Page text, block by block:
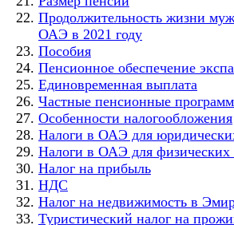
Продолжительность жизни
ОАЭ в 2021 году
Пособия
Пенсионное обеспечение
Единовременная выплата
Частные пенсионные
Особенности налогообложения
Налоги в ОАЭ для
Налоги в ОАЭ для физических
Налог на прибыль
НДС
Налог на недвижимость в
Туристический налог на